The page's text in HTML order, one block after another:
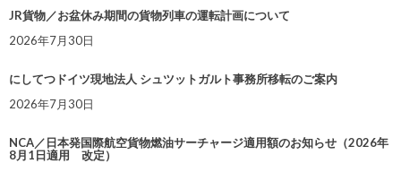
JR貨物／お盆休み期間の貨物列車の運転計画について
2026年7月30日
にしてつドイツ現地法人 シュツットガルト事務所移転のご案内
2026年7月30日
NCA／日本発国際航空貨物燃油サーチャージ適用額のお知らせ（2026年
8月1日適用 改定）